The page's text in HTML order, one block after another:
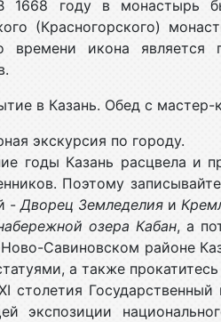
1668 году в монастырь
(Красногорского)
времени икона
в Казань. Обед с мастер-
экскурсия по городу.
годы Казань расцвела и
Поэтому
-Дворец Земледелия и
озера Кабан, а
Савиновском районе
а также прокатитесь
столетия
экспозиции